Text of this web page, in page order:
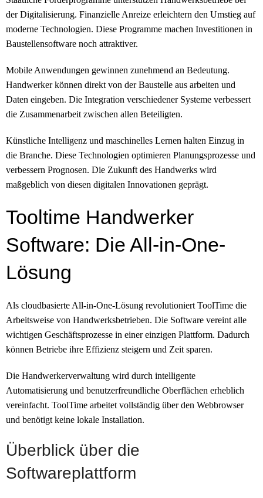
der Digitalisierung. Finanzielle Anreize erleichtern den Umstieg auf
moderne Technologien. Diese Programme machen Investitionen in
Baustellensoftware noch attraktiver.
Mobile Anwendungen gewinnen zunehmend an Bedeutung.
Handwerker können direkt von der Baustelle aus arbeiten und
Daten eingeben. Die Integration verschiedener Systeme verbessert
die Zusammenarbeit zwischen allen Beteiligten.
Künstliche Intelligenz und maschinelles Lernen halten Einzug in
die Branche. Diese Technologien optimieren Planungsprozesse und
verbessern Prognosen. Die Zukunft des Handwerks wird
maßgeblich von diesen digitalen Innovationen geprägt.
Tooltime Handwerker
Software: Die All-in-One-
Lösung
Als cloudbasierte All-in-One-Lösung revolutioniert ToolTime die
Arbeitsweise von Handwerksbetrieben. Die Software vereint alle
wichtigen Geschäftsprozesse in einer einzigen Plattform. Dadurch
können Betriebe ihre Effizienz steigern und Zeit sparen.
Die Handwerkerverwaltung wird durch intelligente
Automatisierung und benutzerfreundliche Oberflächen erheblich
vereinfacht. ToolTime arbeitet vollständig über den Webbrowser
und benötigt keine lokale Installation.
Überblick über die
Softwareplattform